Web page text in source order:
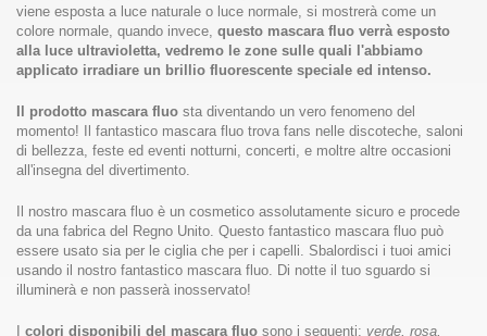
viene esposta a luce naturale o luce normale, si mostrerà come un
colore normale, quando invece, questo mascara fluo verrà esposto
alla luce ultravioletta, vedremo le zone sulle quali l'abbiamo
applicato irradiare un brillio fluorescente speciale ed intenso.
Il prodotto mascara fluo sta diventando un vero fenomeno del
momento! Il fantastico mascara fluo trova fans nelle discoteche, saloni
di bellezza, feste ed eventi notturni, concerti, e moltre altre occasioni
all'insegna del divertimento.
Il nostro mascara fluo è un cosmetico assolutamente sicuro e procede
da una fabrica del Regno Unito. Questo fantastico mascara fluo può
essere usato sia per le ciglia che per i capelli. Sbalordisci i tuoi amici
usando il nostro fantastico mascara fluo. Di notte il tuo sguardo si
illuminerà e non passerà inosservato!
colori disponibili del mascara fluo sono i seguenti: verde, rosa,